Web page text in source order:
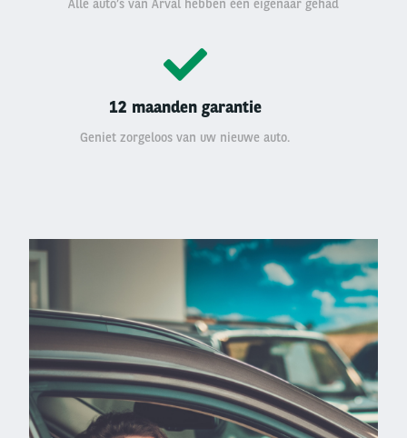
Alle auto’s van Arval hebben één eigenaar gehad
12 maanden garantie
Geniet zorgeloos van uw nieuwe auto.
Left